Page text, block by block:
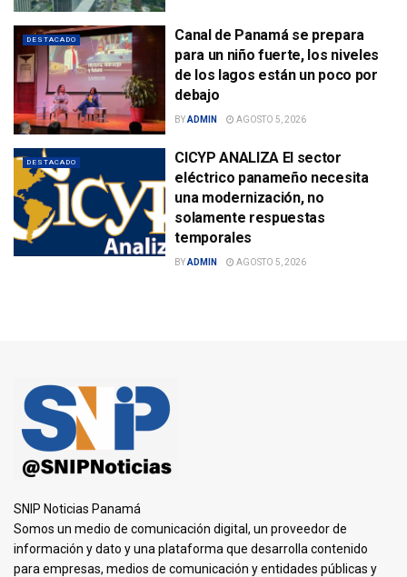
DESTACADO
Canal de Panamá se prepara
para un niño fuerte, los niveles
de los lagos están un poco por
debajo
BYADMIN AGOSTO 5, 2026
DESTACADO
CICYP ANALIZA El sector
eléctrico panameño necesita
una modernización, no
solamente respuestas
temporales
BYADMIN AGOSTO 5, 2026
SNIP Noticias Panamá
Somos un medio de comunicación digital, un proveedor de
información y dato y una plataforma que desarrolla contenido
para empresas, medios de comunicación y entidades públicas y